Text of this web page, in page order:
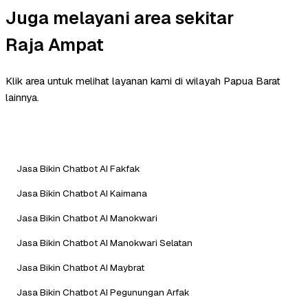
Juga melayani area sekitar
Raja Ampat
Klik area untuk melihat layanan kami di wilayah Papua Barat
lainnya.
Jasa Bikin Chatbot AI Fakfak
Jasa Bikin Chatbot AI Kaimana
Jasa Bikin Chatbot AI Manokwari
Jasa Bikin Chatbot AI Manokwari Selatan
Jasa Bikin Chatbot AI Maybrat
Jasa Bikin Chatbot AI Pegunungan Arfak